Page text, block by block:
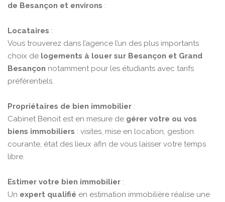
de Besançon et environs :
Locataires :
Vous trouverez dans l’agence l’un des plus importants
choix de logements à louer sur Besançon et Grand
Besançon notamment pour les étudiants avec tarifs
préférentiels.
Propriétaires de bien immobilier :
Cabinet Benoit est en mesure de gérer votre ou vos
biens immobiliers : visites, mise en location, gestion
courante, état des lieux afin de vous laisser votre temps
libre.
Estimer votre bien immobilier :
Un expert qualifié en estimation immobilière réalise une